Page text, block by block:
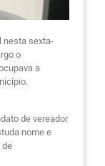
nesta sexta-
o
a
de vereador
nome e
de